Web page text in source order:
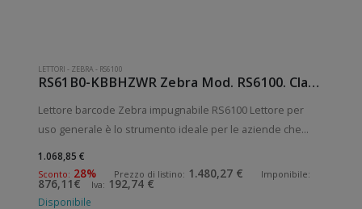
LETTORI - ZEBRA- RS6100
RS61B0-KBBHZWR Zebra Mod. RS6100. Classificazione: Impugnabile.
Lettore barcode Zebra impugnabile RS6100 Lettore per
uso generale è lo strumento ideale per le aziende che
dei codici a barre. Lettura QrCode abilitata. Collegamento
wireless senza fili.
1.068,85 €
Sconto: 28% Prezzo di listino: 1.480,27 € Imponibile:
876,11€ Iva: 192,74 €
Disponibile